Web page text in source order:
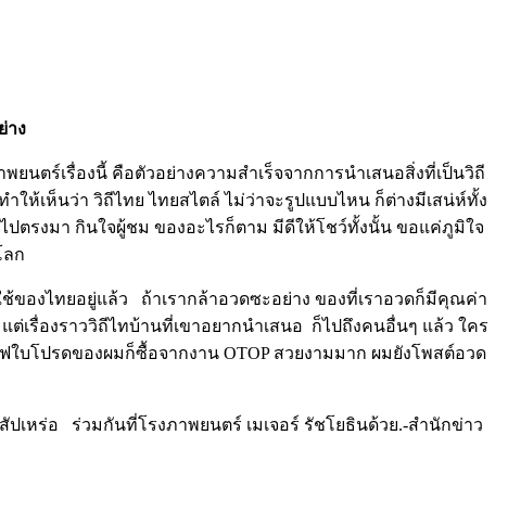
าง
นตร์เรื่องนี้ คือตัวอย่างความสำเร็จจากการนำเสนอสิ่งที่เป็นวิถี
ให้เห็นว่า วิถีไทย ไทยสไตล์ ไม่ว่าจะรูปแบบไหน ก็ต่างมีเสน่ห์ทั้ง
ตรงมา กินใจผู้ชม ของอะไรก็ตาม มีดีให้โชว์ทั้งนั้น ขอแค่ภูมิใจ
ลก
ของไทยอยู่แล้ว ถ้าเรากล้าอวดซะอย่าง ของที่เราอวดก็มีคุณค่า
รื่องราววิถีไทบ้านที่เขาอยากนำเสนอ ก็ไปถึงคนอื่นๆ แล้ว ใคร
บโปรดของผมก็ซื้อจากงาน OTOP สวยงามมาก ผมยังโพสต์อวด
เหร่อ ร่วมกันที่โรงภาพยนตร์ เมเจอร์ รัชโยธินด้วย.-สำนักข่าว